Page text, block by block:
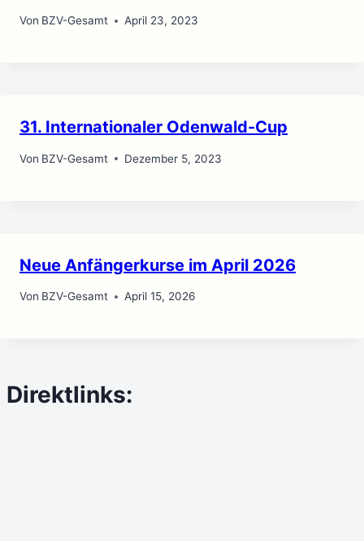
Von BZV-Gesamt April 23, 2023
31. Internationaler Odenwald-Cup
Von BZV-Gesamt Dezember 5, 2023
Neue Anfängerkurse im April 2026
Von BZV-Gesamt April 15, 2026
Direktlinks: